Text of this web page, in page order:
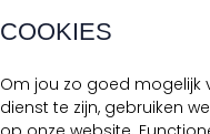
COOKIES
Om jou zo goed mogelijk
dienst te zijn, gebruiken
Ontdek de look